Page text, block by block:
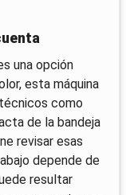
una opción
esta máquina
como
de la bandeja
revisar esas
depende de
resultar